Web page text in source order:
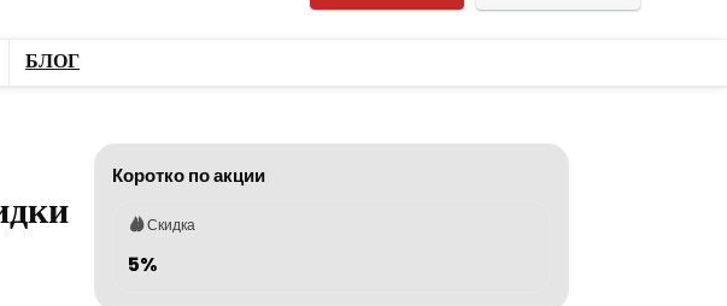
БЛОГ
Коротко по акции
Скидка
5%